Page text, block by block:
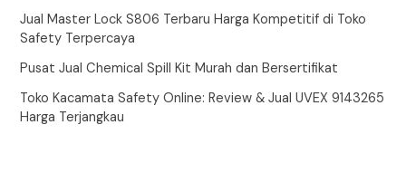
Jual Master Lock S806 Terbaru Harga Kompetitif di Toko
Safety Terpercaya
Pusat Jual Chemical Spill Kit Murah dan Bersertifikat
Toko Kacamata Safety Online: Review & Jual UVEX 9143265
Harga Terjangkau